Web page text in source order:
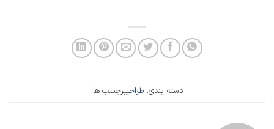
دسته بندی: طراحیبرچسب ها: